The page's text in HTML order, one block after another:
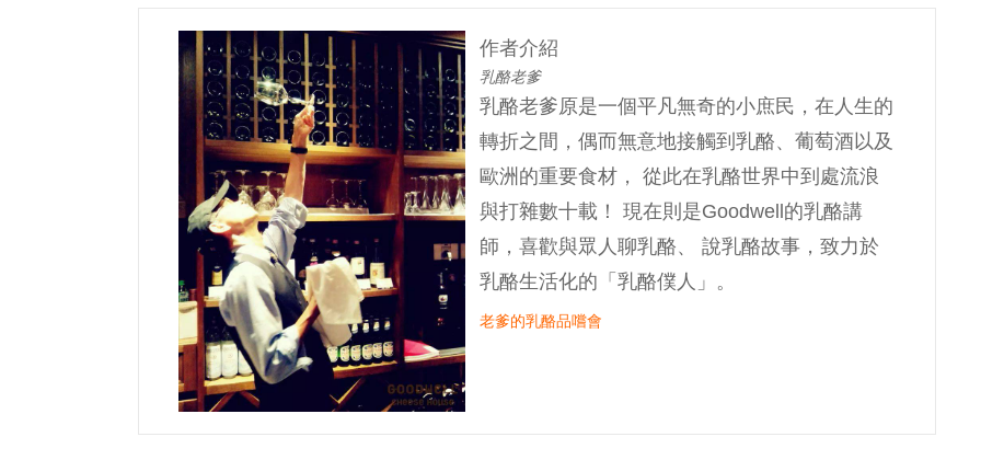
作者介紹
乳酪老爹
乳酪老爹原是一個平凡無奇的小庶民，在人生的
轉折之間，偶而無意地接觸到乳酪、葡萄酒以及
歐洲的重要食材， 從此在乳酪世界中到處流浪
與打雜數十載！ 現在則是Goodwell的乳酪講
師，喜歡與眾人聊乳酪、 說乳酪故事，致力於
乳酪生活化的「乳酪僕人」。
老爹的乳酪品嚐會